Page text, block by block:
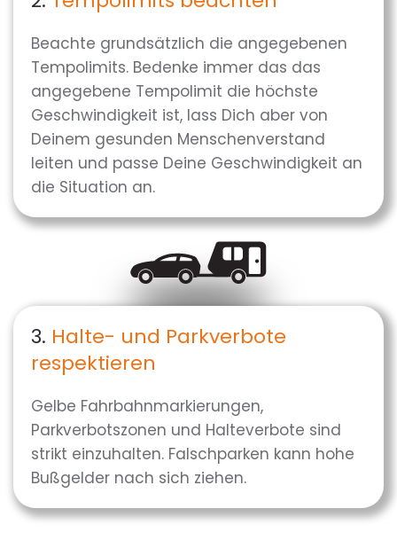
Beachte grundsätzlich die angegebenen
Tempolimits. Bedenke immer das das
angegebene Tempolimit die höchste
Geschwindigkeit ist, lass Dich aber von
Deinem gesunden Menschenverstand
leiten und passe Deine Geschwindigkeit an
die Situation an.
3. Halte- und Parkverbote
respektieren
Gelbe Fahrbahnmarkierungen,
Parkverbotszonen und Halteverbote sind
strikt einzuhalten. Falschparken kann hohe
Bußgelder nach sich ziehen.